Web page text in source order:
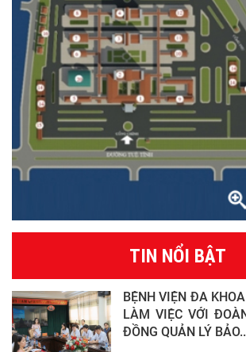
TIN NỔI BẬT
BỆNH VIỆN ĐA
LÀM VIỆC VỚI
ĐỒNG QUẢN LÝ